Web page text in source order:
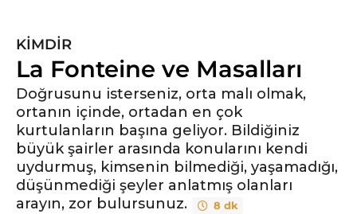
ı
ö
n
c
e
KIMDIR
La Fonteine ve Masalları
Doğrusunu isterseniz, orta malı olmak,
ortanın içinde, ortadan en çok
kurtulanların başına geliyor. Bildiğiniz
büyük şairler arasında konularını kendi
uydurmuş, kimsenin bilmediği, yaşamadığı,
düşünmediği şeyler anlatmış olanları
arayın, zor bulursunuz.
8 dk